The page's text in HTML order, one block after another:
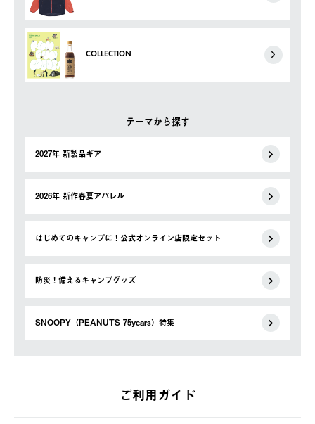
COLLECTION
テーマから探す
2027年 新製品ギア
2026年 新作春夏アパレル
はじめてのキャンプに！公式オンライン店限定セット
防災！備えるキャンプグッズ
SNOOPY（PEANUTS 75years）特集
ご利用ガイド